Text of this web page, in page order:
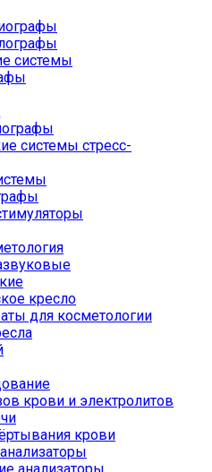
системы
системы стресс-
кресло
для косметологии
крови и электролитов
крови